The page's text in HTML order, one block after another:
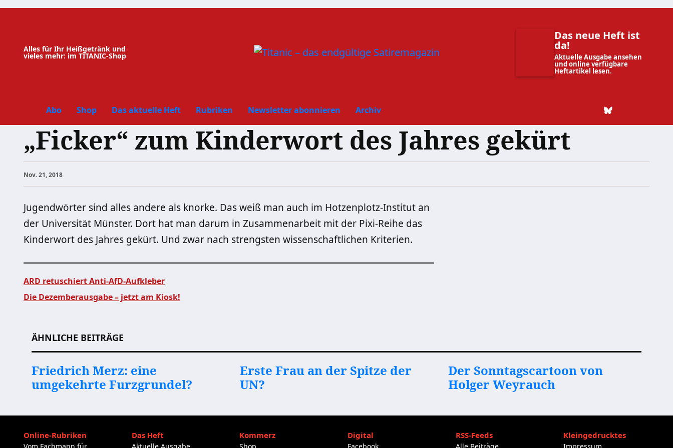
Zum
Alles für Ihr Heißgetränk und
vieles mehr: im TITANIC-Shop
Das neue Heft ist
da!
Aktuelle Ausgabe ansehen
und online verfügbare
Heftartikel lesen.
Abo Shop Das aktuelle Heft Rubriken Newsletter abonnieren Archiv
„Ficker“ zum Kinderwort des Jahres gekürt
Nov. 21, 2018
Jugendwörter sind alles andere als knorke. Das weiß man auch im Hotzenplotz-Institut an
der Universität Münster. Dort hat man darum in Zusammenarbeit mit der Pixi-Reihe das
Kinderwort des Jahres gekürt. Und zwar nach strengsten wissenschaftlichen Kriterien.
ARD retuschiert Anti-AfD-Aufkleber
Die Dezemberausgabe – jetzt am Kiosk!
ÄHNLICHE BEITRÄGE
Friedrich Merz: eine
umgekehrte Furzgrundel?
Erste Frau an der Spitze der
UN?
Der Sonntagscartoon von
Holger Weyrauch
Online-Rubriken Das Heft Kommerz Digital RSS-Feeds Kleingedrucktes